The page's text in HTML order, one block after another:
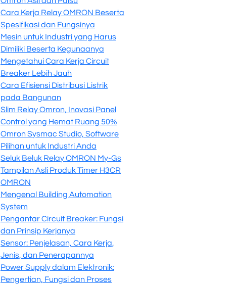
Cara Kerja Relay OMRON Beserta
Spesifikasi dan Fungsinya
Mesin untuk Industri yang Harus
Dimiliki Beserta Kegunaanya
Mengetahui Cara Kerja Circuit
Breaker Lebih Jauh
Cara Efisiensi Distribusi Listrik
pada Bangunan
Slim Relay Omron, Inovasi Panel
Control yang Hemat Ruang 50%
Omron Sysmac Studio, Software
Pilihan untuk Industri Anda
Seluk Beluk Relay OMRON My-Gs
Tampilan Asli Produk Timer H3CR
OMRON
Mengenal Building Automation
System
Pengantar Circuit Breaker: Fungsi
dan Prinsip Kerjanya
Sensor: Penjelasan, Cara Kerja,
Jenis, dan Penerapannya
Power Supply dalam Elektronik:
Pengertian, Fungsi dan Proses